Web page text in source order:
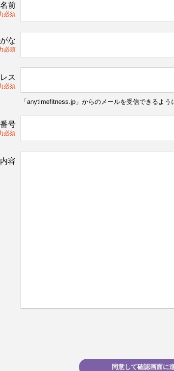
前
必須
な
必須
ス
必須
「anytimefitness.jp」からのメールを受信できるよう
号
必須
容